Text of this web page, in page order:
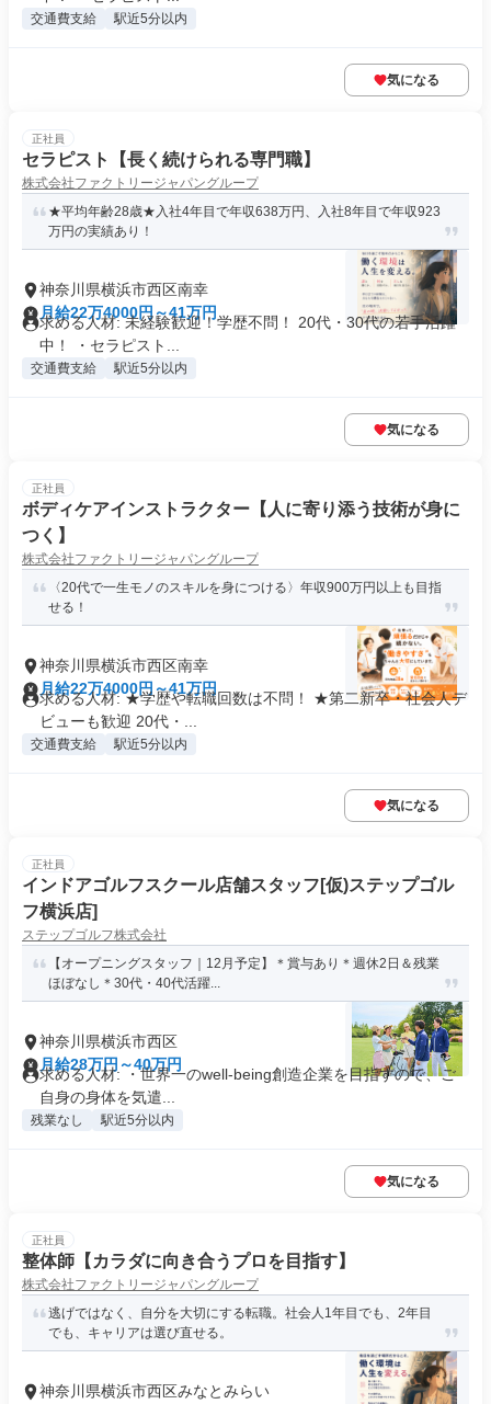
交通費支給 駅近5分以内
気になる
正社員
セラピスト【長く続けられる専門職】
株式会社ファクトリージャパングループ
★平均年齢28歳★入社4年目で年収638万円、入社8年目で年収923
万円の実績あり！
神奈川県横浜市西区南幸
月給22万4000円～41万円
求める人材: 未経験歓迎！学歴不問！ 20代・30代の若手活躍
中！ ・セラピスト...
交通費支給 駅近5分以内
気になる
正社員
ボディケアインストラクター【人に寄り添う技術が身に
つく】
株式会社ファクトリージャパングループ
〈20代で一生モノのスキルを身につける〉年収900万円以上も目指
せる！
神奈川県横浜市西区南幸
月給22万4000円～41万円
求める人材: ★学歴や転職回数は不問！ ★第二新卒・社会人デ
ビューも歓迎 20代・...
交通費支給 駅近5分以内
気になる
正社員
インドアゴルフスクール店舗スタッフ[仮)ステップゴル
フ横浜店]
ステップゴルフ株式会社
【オープニングスタッフ｜12月予定】＊賞与あり＊週休2日＆残業
ほぼなし＊30代・40代活躍...
神奈川県横浜市西区
月給28万円～40万円
求める人材: ・世界一のwell-being創造企業を目指すので、ご
自身の身体を気遣...
残業なし 駅近5分以内
気になる
正社員
整体師【カラダに向き合うプロを目指す】
株式会社ファクトリージャパングループ
逃げではなく、自分を大切にする転職。社会人1年目でも、2年目
でも、キャリアは選び直せる。
神奈川県横浜市西区みなとみらい